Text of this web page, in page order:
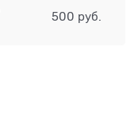
500 руб.